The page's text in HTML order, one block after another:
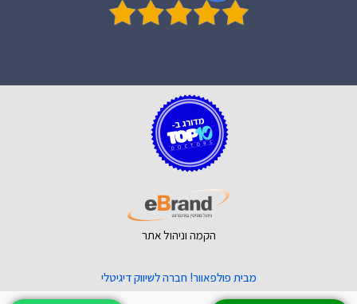
הקמה וניהול אתר
מבית פולפאוור! חברה לשיווק דיגיטלי